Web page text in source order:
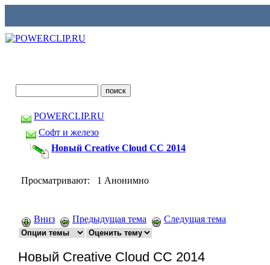
POWERCLIP.RU
Софт и железо
Новый Creative Cloud CC 2014
Просматривают: 1 Анонимно
Вниз Предыдущая тема Следущая тема
Новый Creative Cloud CC 2014